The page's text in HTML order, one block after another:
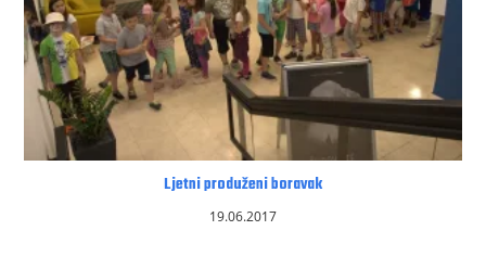
Ljetni produženi boravak
19.06.2017